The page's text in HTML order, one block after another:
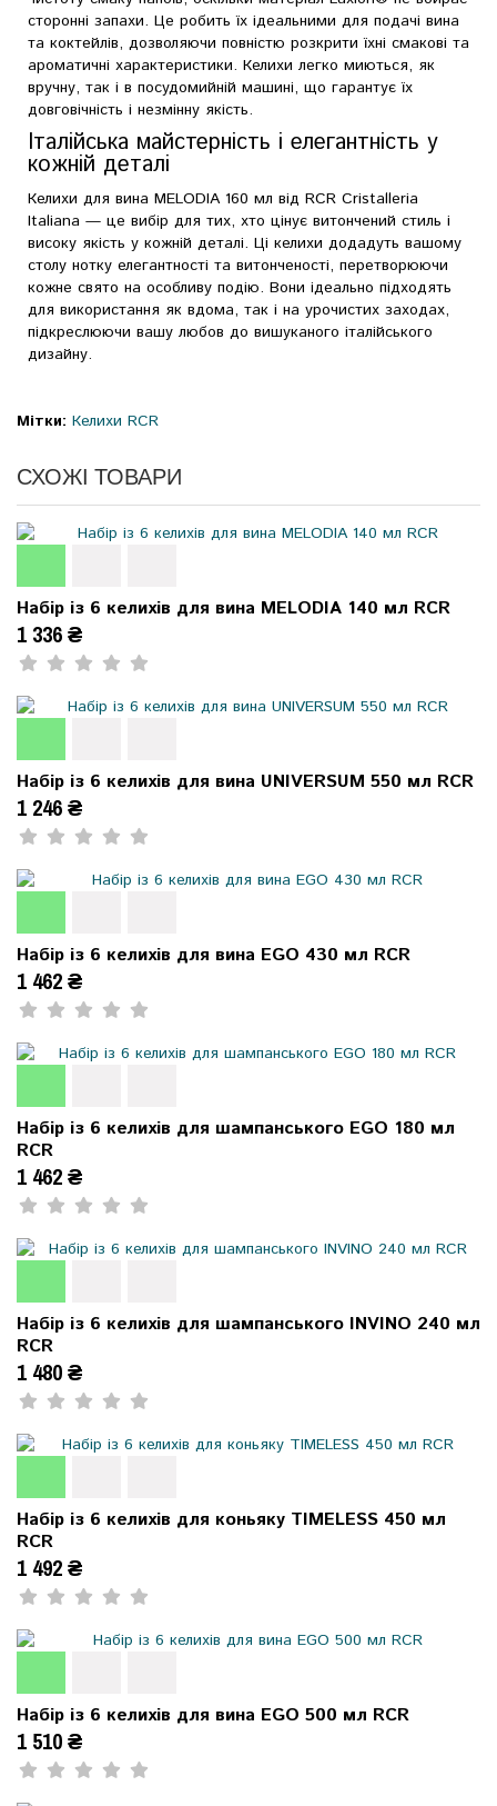
сторонні запахи. Це робить їх ідеальними для подачі вина
та коктейлів, дозволяючи повністю розкрити їхні смакові та
ароматичні характеристики. Келихи легко миються, як
вручну, так і в посудомийній машині, що гарантує їх
довговічність і незмінну якість.
Італійська майстерність і елегантність у
кожній деталі
Келихи для вина MELODIA 160 мл від RCR Cristalleria
Italiana — це вибір для тих, хто цінує витончений стиль і
високу якість у кожній деталі. Ці келихи додадуть вашому
столу нотку елегантності та витонченості, перетворюючи
кожне свято на особливу подію. Вони ідеально підходять
для використання як вдома, так і на урочистих заходах,
підкреслюючи вашу любов до вишуканого італійського
дизайну.
Мітки: Келихи RCR
СХОЖІ ТОВАРИ
Набір із 6 келихів для вина MELODIA 140 мл RCR
1 336 ₴
Набір із 6 келихів для вина UNIVERSUM 550 мл RCR
1 246 ₴
Набір із 6 келихів для вина EGO 430 мл RCR
1 462 ₴
Набір із 6 келихів для шампанського EGO 180 мл
RCR
1 462 ₴
Набір із 6 келихів для шампанського INVINO 240 мл
RCR
1 480 ₴
Набір із 6 келихів для коньяку TIMELESS 450 мл
RCR
1 492 ₴
Набір із 6 келихів для вина EGO 500 мл RCR
1 510 ₴